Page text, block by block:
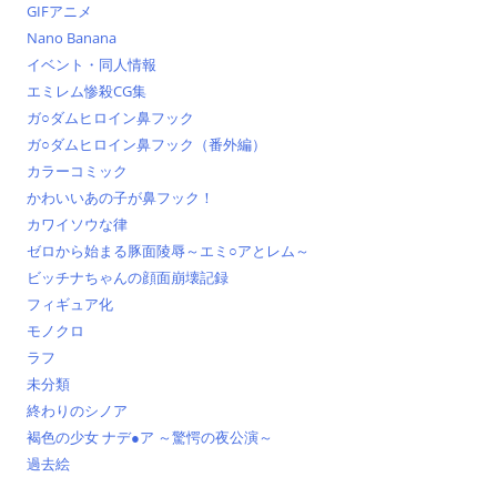
GIFアニメ
Nano Banana
イベント・同人情報
エミレム惨殺CG集
ガ○ダムヒロイン鼻フック
ガ○ダムヒロイン鼻フック（番外編）
カラーコミック
かわいいあの子が鼻フック！
カワイソウな律
ゼロから始まる豚面陵辱～エミ○アとレム～
ビッチナちゃんの顔面崩壊記録
フィギュア化
モノクロ
ラフ
未分類
終わりのシノア
褐色の少女 ナデ●ア ～驚愕の夜公演～
過去絵